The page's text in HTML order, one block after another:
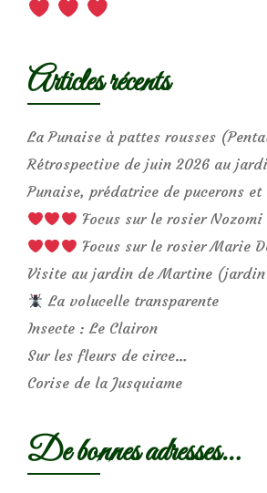
Articles récents
La Punaise à pattes rousses
Rétrospective de juin 2026 au
Punaise, prédatrice de pucerons
Focus sur le rosier Nozomi
Focus sur le rosier Marie
Visite au jardin de Martine
La volucelle transparente
Insecte : Le Clairon
Sur les fleurs de circe…
Corise de la Jusquiame
De bonnes adresses…